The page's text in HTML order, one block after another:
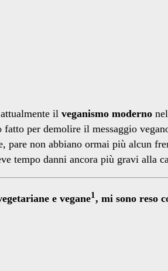
il veganismo moderno
per demolire il messaggio
pare non abbiano ormai più alcun
tempo danni ancora più gravi alla
e vegane1, mi sono reso